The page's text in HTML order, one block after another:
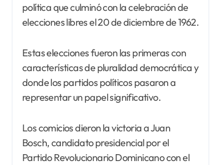
política que culminó con la celebración de
elecciones libres el 20 de diciembre de 1962.
Estas elecciones fueron las primeras con
características de pluralidad democrática y
donde los partidos políticos pasaron a
representar un papel significativo.
Los comicios dieron la victoria a Juan
Bosch, candidato presidencial por el
Partido Revolucionario Dominicano con el